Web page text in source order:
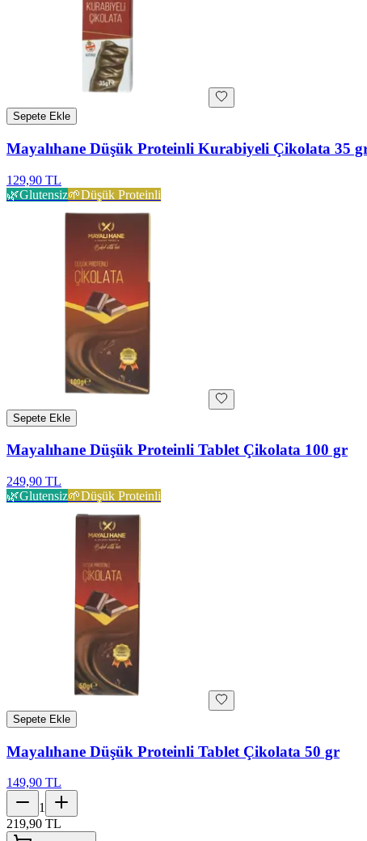
Sepete Ekle
Mayalıhane Düşük Proteinli Kurabiyeli Çikolata 35
129,90 TL
🌿Glutensiz🌱Düşük Proteinli
Sepete Ekle
Mayalıhane Düşük Proteinli Tablet Çikolata 100 gr
249,90 TL
🌿Glutensiz🌱Düşük Proteinli
Sepete Ekle
Mayalıhane Düşük Proteinli Tablet Çikolata 50 gr
149,90 TL
1
219,90 TL